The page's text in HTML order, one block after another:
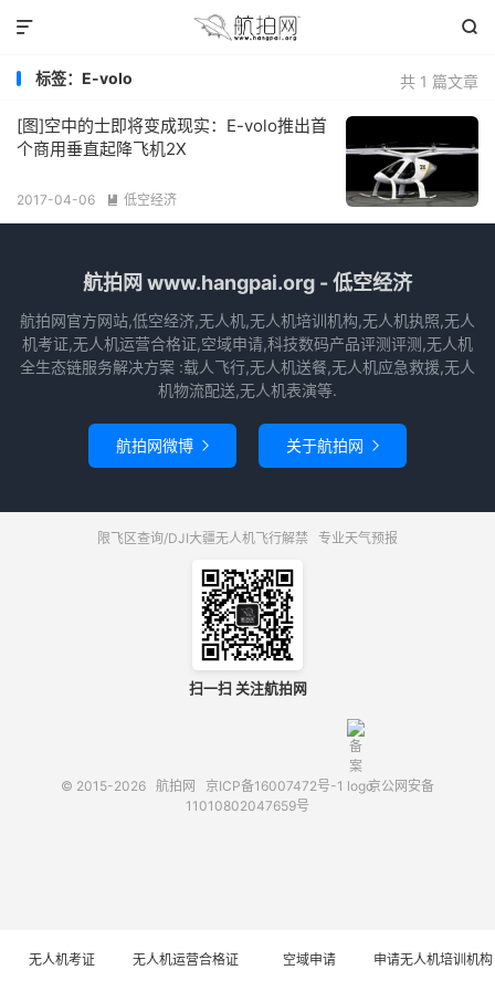


共 1 篇文章
标签：E-volo
[图]空中的士即将变成现实：E-volo推出首
个商用垂直起降飞机2X
2017-04-06  低空经济
航拍网 www.hangpai.org - 低空经济
航拍网官方网站,低空经济,无人机,无人机培训机构,无人机执照,无人
机考证,无人机运营合格证,空域申请,科技数码产品评测评测,无人机
全生态链服务解决方案 :载人飞行,无人机送餐,无人机应急救援,无人
机物流配送,无人机表演等.
航拍网微博  关于航拍网 
限飞区查询/DJI大疆无人机飞行解禁 专业天气预报
扫一扫 关注航拍网
© 2015-2026 航拍网 京ICP备16007472号-1
京公网安备
11010802047659号
无人机考证 无人机运营合格证 空域申请 申请无人机培训机构